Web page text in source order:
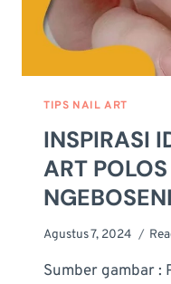
TIPS NAIL ART
INSPIRASI
ART
Agustus 7, 2024
Sumber gambar :